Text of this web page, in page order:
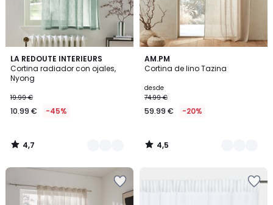
LA REDOUTE INTERIEURS
Cortina radiador con ojales,
Nyong
19.99 €
10.99 € -45%
4,7
/ 5
5
Colores
4,7
/
AM.PM
Cortina de lino Tazina
desde
74.99 €
59.99 € -20%
4,5
/ 5
2
Colores
4,5
/